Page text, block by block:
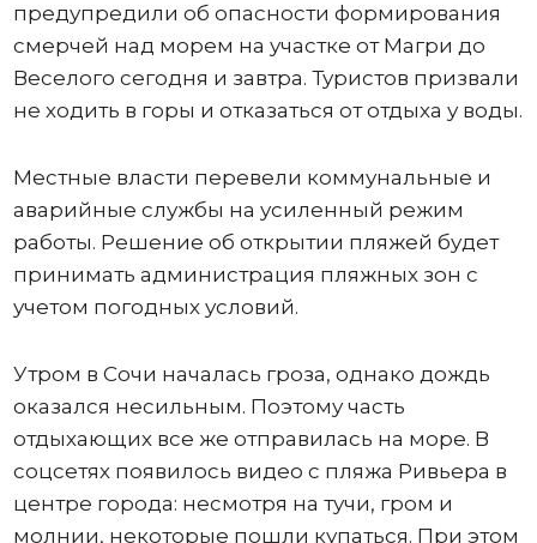
предупредили об опасности формирования
смерчей над морем на участке от Магри до
Веселого сегодня и завтра. Туристов призвали
не ходить в горы и отказаться от отдыха у воды.
Местные власти перевели коммунальные и
аварийные службы на усиленный режим
работы. Решение об открытии пляжей будет
принимать администрация пляжных зон с
учетом погодных условий.
Утром в Сочи началась гроза, однако дождь
оказался несильным. Поэтому часть
отдыхающих все же отправилась на море. В
соцсетях появилось видео с пляжа Ривьера в
центре города: несмотря на тучи, гром и
молнии, некоторые пошли купаться. При этом